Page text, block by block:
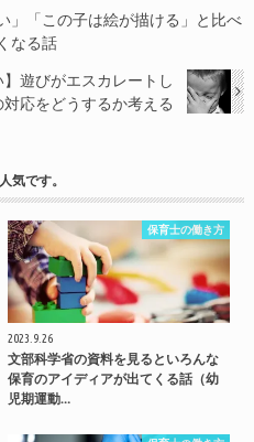
」「この子は絵が描ける」と比べ
なる話
】遊びがエスカレートし
対応をどうするか考える
気です。
保育士の働き方
2023.9.26
文部科学省の資料を見るといろんな
保育のアイディアが出てくる話（幼
児期運動…